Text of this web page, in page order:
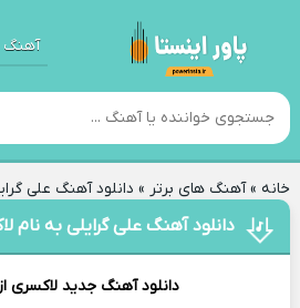
آهنگ
خانه»آهنگ های برتر » دانلود آهنگ علی
دانلود آهنگ علی گرایلی به نام
دانلود آهنگ جدید لاکسری